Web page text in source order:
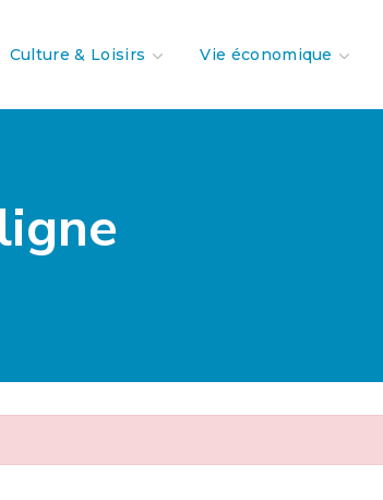
Culture & Loisirs Vie économique